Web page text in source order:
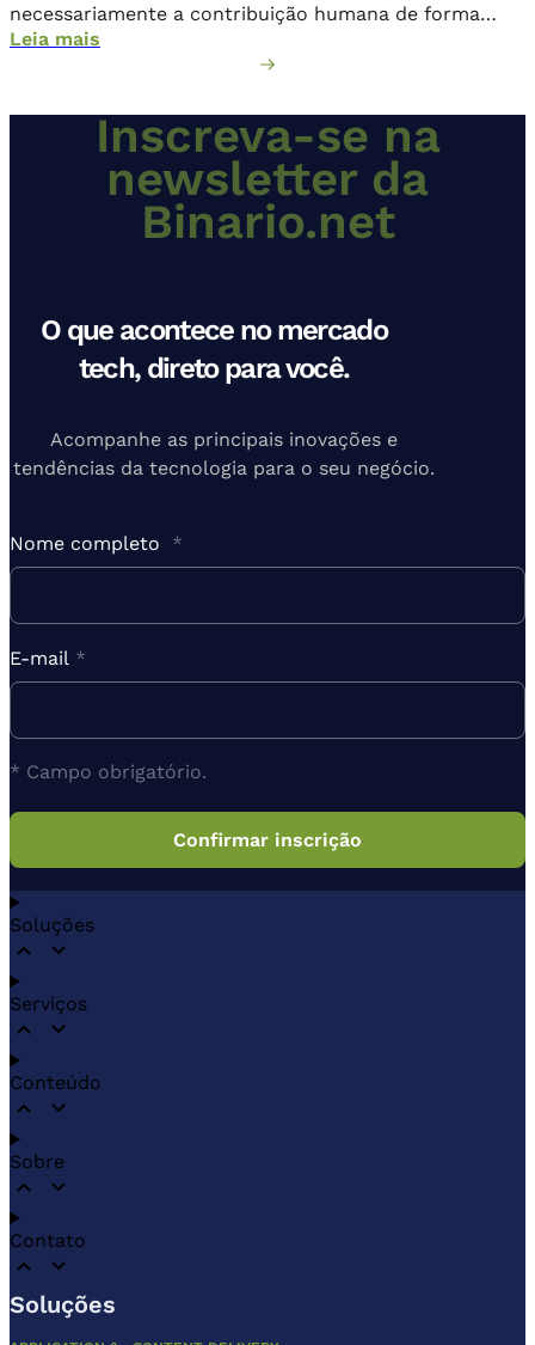
necessariamente a contribuição humana de forma
direta.
Leia mais
Inscreva-se na
newsletter da
Binario.net
O que acontece no mercado
tech, direto para você.
Acompanhe as principais inovações e
tendências da tecnologia para o seu negócio.
Nome completo *
E-mail *
* Campo obrigatório.
Soluções
Serviços
Conteúdo
Sobre
Contato
Soluções